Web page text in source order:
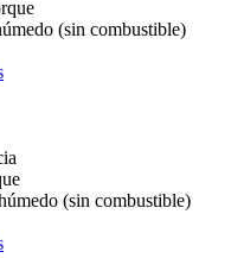
(sin combustible)
(sin combustible)